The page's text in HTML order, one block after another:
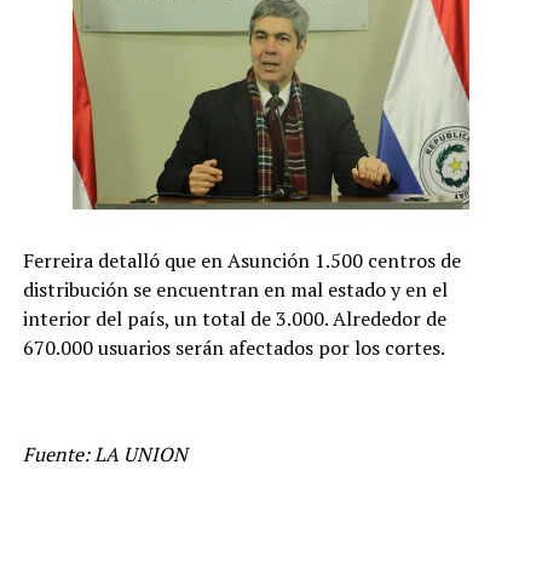
Ferreira detalló que en Asunción 1.500 centros de
distribución se encuentran en mal estado y en el
interior del país, un total de 3.000. Alrededor de
670.000 usuarios serán afectados por los cortes.
Fuente: LA UNION